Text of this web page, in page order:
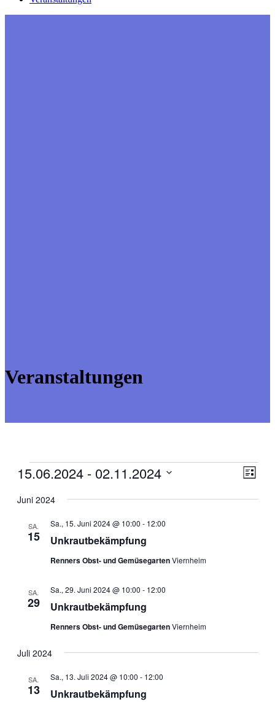
Veranstaltungen
Veranstaltungen Liste
15.06.2024 - 02.11.2024
wählen.
Juni 2024
SA.
15 Unkrautbekämpfung
Sa., 15. Juni 2024 @ 10:00 - 12:00
Renners Obst- und GemüsegartenViernheim
SA.
29 Unkrautbekämpfung
Sa., 29. Juni 2024 @ 10:00 - 12:00
Renners Obst- und GemüsegartenViernheim
Juli 2024
SA.
13 Unkrautbekämpfung
Sa., 13. Juli 2024 @ 10:00 - 12:00